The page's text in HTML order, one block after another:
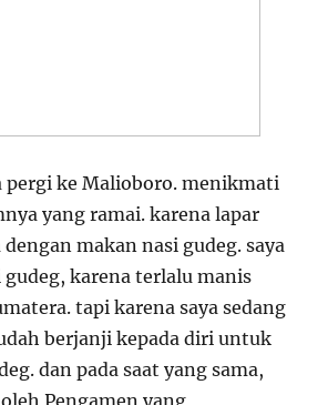
pergi ke Malioboro. menikmati
yang ramai. karena lapar
makan nasi gudeg. saya
karena terlalu manis
tapi karena saya sedang
berjanji kepada diri untuk
dan pada saat yang sama,